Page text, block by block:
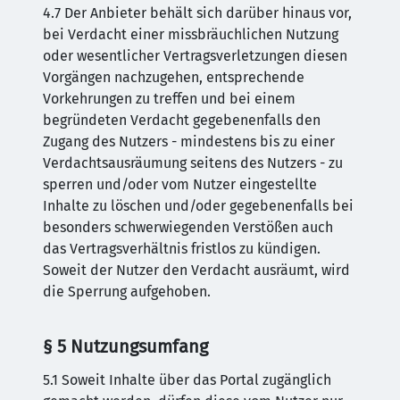
4.7 Der Anbieter behält sich darüber hinaus vor,
bei Verdacht einer missbräuchlichen Nutzung
oder wesentlicher Vertragsverletzungen diesen
Vorgängen nachzugehen, entsprechende
Vorkehrungen zu treffen und bei einem
begründeten Verdacht gegebenenfalls den
Zugang des Nutzers - mindestens bis zu einer
Verdachtsausräumung seitens des Nutzers - zu
sperren und/oder vom Nutzer eingestellte
Inhalte zu löschen und/oder gegebenenfalls bei
besonders schwerwiegenden Verstößen auch
das Vertragsverhältnis fristlos zu kündigen.
Soweit der Nutzer den Verdacht ausräumt, wird
die Sperrung aufgehoben.
§ 5 Nutzungsumfang
5.1 Soweit Inhalte über das Portal zugänglich